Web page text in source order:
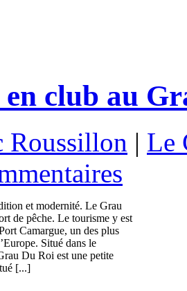
en club au
Roussillon | Le
et modernité. Le Grau
de pêche. Le tourisme y est
Camargue, un des plus
Situé dans le
Du Roi est une petite
[...]